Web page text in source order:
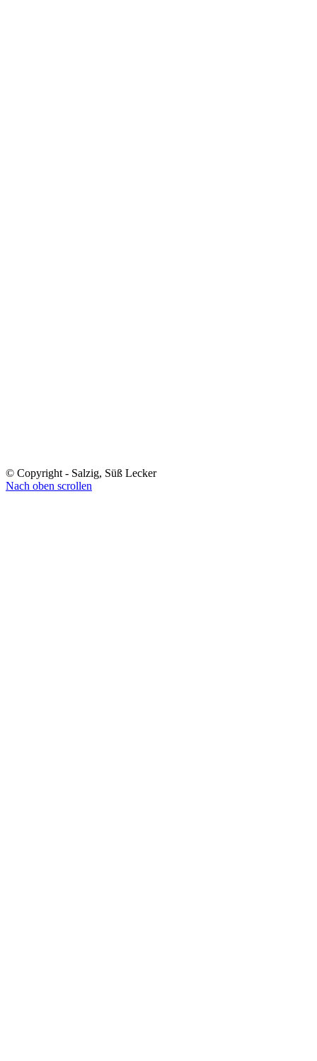
© Copyright - Salzig, Süß Lecker
Nach oben scrollen